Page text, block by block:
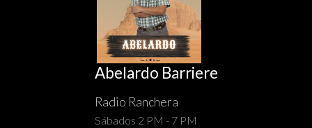
Abelardo Barriere
Radio Ranchera
Sábados 2 PM - 7 PM